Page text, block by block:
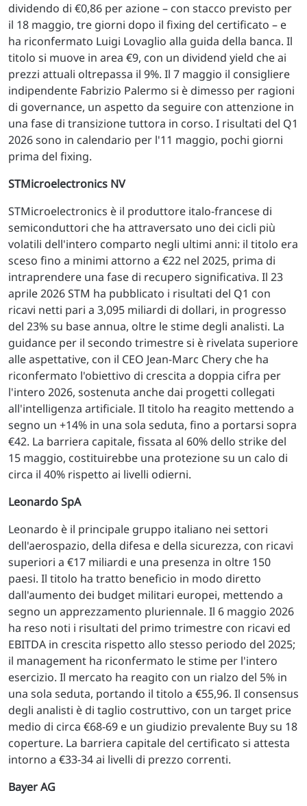
dividendo di €0,86 per azione – con stacco previsto per
il 18 maggio, tre giorni dopo il fixing del certificato – e
ha riconfermato Luigi Lovaglio alla guida della banca. Il
titolo si muove in area €9, con un dividend yield che ai
prezzi attuali oltrepassa il 9%. Il 7 maggio il consigliere
indipendente Fabrizio Palermo si è dimesso per ragioni
di governance, un aspetto da seguire con attenzione in
una fase di transizione tuttora in corso. I risultati del Q1
2026 sono in calendario per l'11 maggio, pochi giorni
prima del fixing.
STMicroelectronics NV
STMicroelectronics è il produttore italo-francese di
semiconduttori che ha attraversato uno dei cicli più
volatili dell'intero comparto negli ultimi anni: il titolo era
sceso fino a minimi attorno a €22 nel 2025, prima di
intraprendere una fase di recupero significativa. Il 23
aprile 2026 STM ha pubblicato i risultati del Q1 con
ricavi netti pari a 3,095 miliardi di dollari, in progresso
del 23% su base annua, oltre le stime degli analisti. La
guidance per il secondo trimestre si è rivelata superiore
alle aspettative, con il CEO Jean-Marc Chery che ha
riconfermato l'obiettivo di crescita a doppia cifra per
l'intero 2026, sostenuta anche dai progetti collegati
all'intelligenza artificiale. Il titolo ha reagito mettendo a
segno un +14% in una sola seduta, fino a portarsi sopra
€42. La barriera capitale, fissata al 60% dello strike del
15 maggio, costituirebbe una protezione su un calo di
circa il 40% rispetto ai livelli odierni.
Leonardo SpA
Leonardo è il principale gruppo italiano nei settori
dell'aerospazio, della difesa e della sicurezza, con ricavi
superiori a €17 miliardi e una presenza in oltre 150
paesi. Il titolo ha tratto beneficio in modo diretto
dall'aumento dei budget militari europei, mettendo a
segno un apprezzamento pluriennale. Il 6 maggio 2026
ha reso noti i risultati del primo trimestre con ricavi ed
EBITDA in crescita rispetto allo stesso periodo del 2025;
il management ha riconfermato le stime per l'intero
esercizio. Il mercato ha reagito con un rialzo del 5% in
una sola seduta, portando il titolo a €55,96. Il consensus
degli analisti è di taglio costruttivo, con un target price
medio di circa €68-69 e un giudizio prevalente Buy su 18
coperture. La barriera capitale del certificato si attesta
intorno a €33-34 ai livelli di prezzo correnti.
Bayer AG